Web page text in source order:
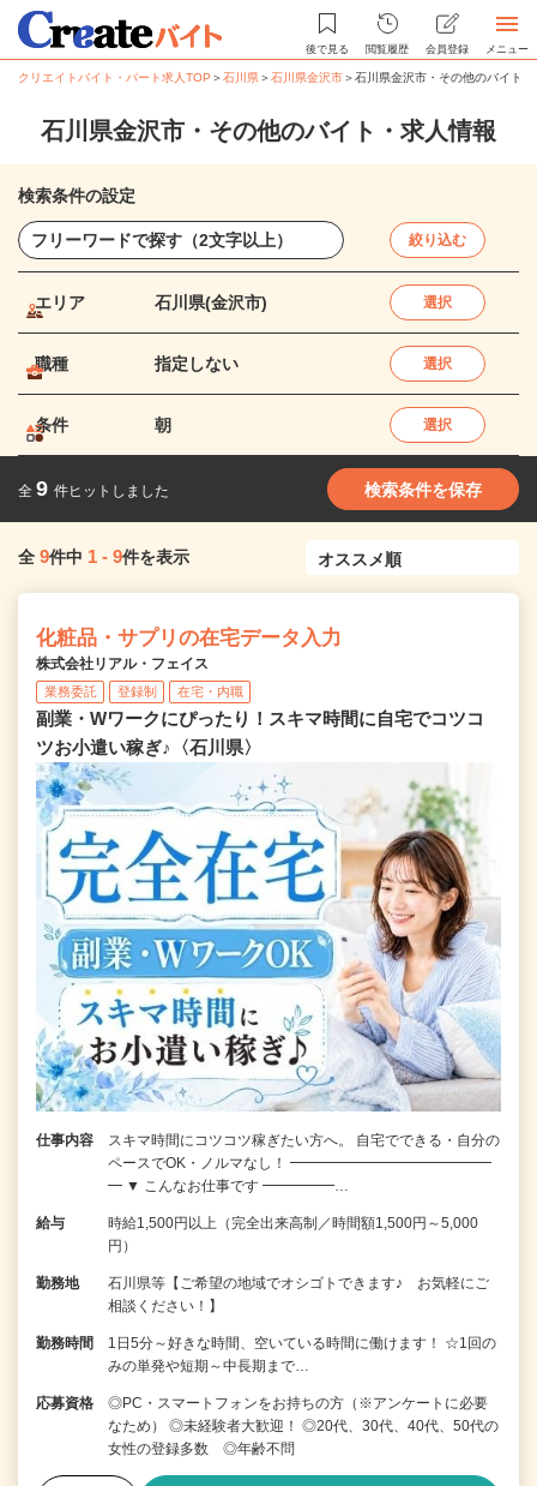
後で見る 閲覧履歴 会員登録 メニュー
クリエイトバイト・パート求人TOP ＞石川県＞石川県金沢市＞石川県金沢市・その他のバイト
石川県金沢市・その他のバイト・求人情報
検索条件の設定
絞り込む
エリア 石川県(金沢市) 選択
職種 指定しない 選択
条件 朝 選択
全 9 件ヒットしました 検索条件を保存
全 9件中 1 - 9件を表示
化粧品・サプリの在宅データ入力
株式会社リアル・フェイス
業務委託 登録制 在宅・内職
副業・Wワークにぴったり！スキマ時間に自宅でコツコ
ツお小遣い稼ぎ♪〈石川県〉
仕事内容
スキマ時間にコツコツ稼ぎたい方へ。 自宅でできる・自分の
ペースでOK・ノルマなし！ ━━━━━━━━━━━━━━
━ ▼ こんなお仕事です ━━━━━…
給与
時給1,500円以上（完全出来高制／時間額1,500円～5,000
円）
勤務地
石川県等【ご希望の地域でオシゴトできます♪ お気軽にご
相談ください！】
勤務時間
1日5分～好きな時間、空いている時間に働けます！ ☆1回の
みの単発や短期～中長期まで…
応募資格
◎PC・スマートフォンをお持ちの方（※アンケートに必要
なため） ◎未経験者大歓迎！ ◎20代、30代、40代、50代の
女性の登録多数 ◎年齢不問